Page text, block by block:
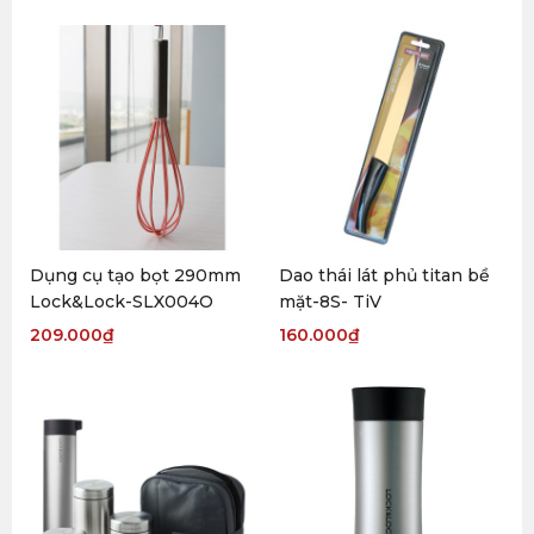
Dụng cụ tạo bọt 290mm
Lock&Lock-SLX004O
209.000₫
Dao thái lát phủ titan bề
mặt-8S- TiV
160.000₫